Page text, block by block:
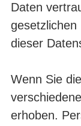
Daten
dieser
Wenn Sie
erhoben.